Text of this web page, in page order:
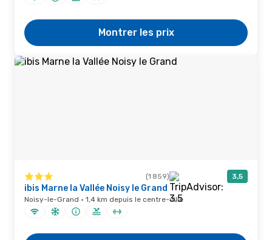
Montrer les prix
(1 859) 3,5
ibis Marne la Vallée Noisy le Grand
Noisy-le-Grand · 1,4 km depuis le centre-ville